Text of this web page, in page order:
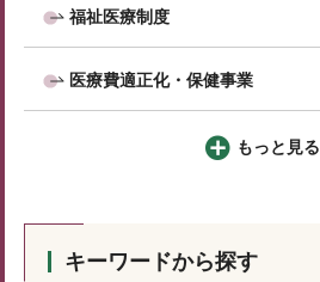
福祉医療制度
医療費適正化・保健事業
もっと見る
キーワードから探す